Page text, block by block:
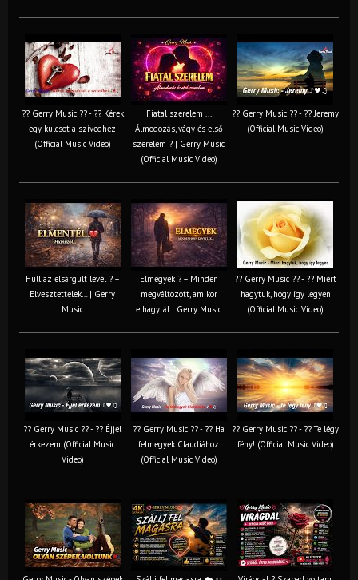
?? Gerry Music ?? - ?? Kérek
egy kulcsot a szívedhez
(Official Music Video)
Fiatal szerelem ...
Álmodozás, vágy és első
szerelem ? | Gerry Music
(Official Music Video)
?? Gerry Music ?? - ?? Jeremy
(Official Music Video)
Hull az elsárgult levél ? –
Elvesztettelek… | Gerry
Music
Elmegyek ? – Minden
megváltozott, amikor
elhagytál | Gerry Music
?? Gerry Music ?? - ?? Miért
hagytuk, hogy így legyen
(Official Music Video)
?? Gerry Music ?? - ?? Éjjel
érkezem (Official Music
Video)
?? Gerry Music ?? - ?? Ha
felmegyek Claudiához
(Official Music Video)
?? Gerry Music ?? - ?? Te légy
fény! (Official Music Video)